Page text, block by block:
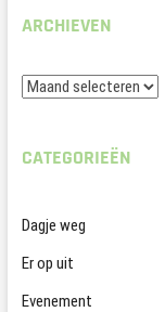
ARCHIEVEN
Archieven
CATEGORIEËN
Dagje weg
Er op uit
Evenement